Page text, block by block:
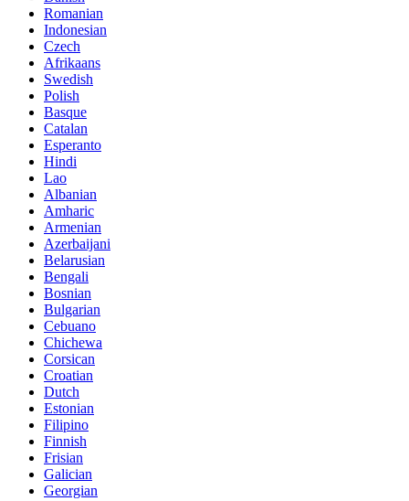
Romanian
Indonesian
Czech
Afrikaans
Swedish
Polish
Basque
Catalan
Esperanto
Hindi
Lao
Albanian
Amharic
Armenian
Azerbaijani
Belarusian
Bengali
Bosnian
Bulgarian
Cebuano
Chichewa
Corsican
Croatian
Dutch
Estonian
Filipino
Finnish
Frisian
Galician
Georgian